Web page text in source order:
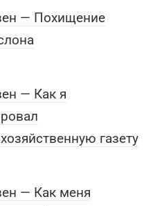
— Похищение
— Как я
газету
— Как меня